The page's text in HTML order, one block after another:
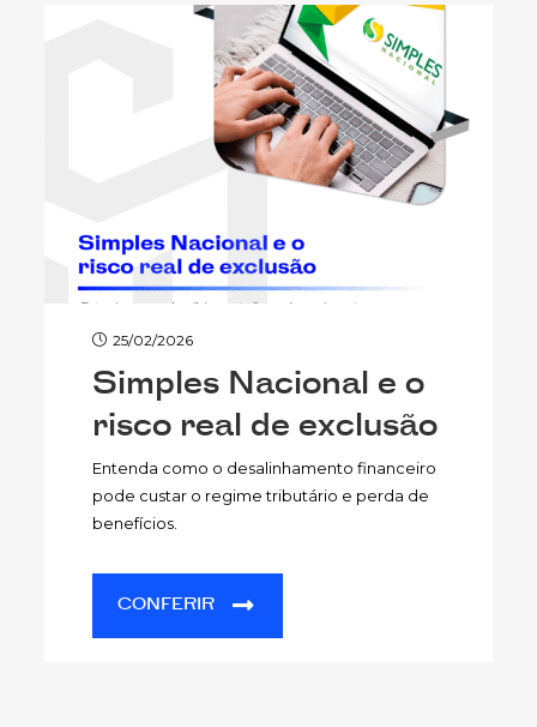
25/02/2026
Simples Nacional e o
risco real de exclusão
Entenda como o desalinhamento financeiro
pode custar o regime tributário e perda de
benefícios.
CONFERIR